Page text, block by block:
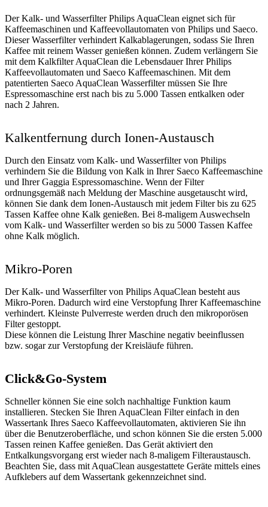
Der Kalk- und Wasserfilter Philips AquaClean eignet sich für
Kaffeemaschinen und Kaffeevollautomaten von Philips und Saeco.
Dieser Wasserfilter verhindert Kalkablagerungen, sodass Sie Ihren
Kaffee mit reinem Wasser genießen können. Zudem verlängern Sie
mit dem Kalkfilter AquaClean die Lebensdauer Ihrer Philips
Kaffeevollautomaten und Saeco Kaffeemaschinen. Mit dem
patentierten Saeco AquaClean Wasserfilter müssen Sie Ihre
Espressomaschine erst nach bis zu 5.000 Tassen entkalken oder
nach 2 Jahren.
Kalkentfernung durch Ionen-Austausch
Durch den Einsatz vom Kalk- und Wasserfilter von Philips
verhindern Sie die Bildung von Kalk in Ihrer Saeco Kaffeemaschine
und Ihrer Gaggia Espressomaschine. Wenn der Filter
ordnungsgemäß nach Meldung der Maschine ausgetauscht wird,
können Sie dank dem Ionen-Austausch mit jedem Filter bis zu 625
Tassen Kaffee ohne Kalk genießen. Bei 8-maligem Auswechseln
vom Kalk- und Wasserfilter werden so bis zu 5000 Tassen Kaffee
ohne Kalk möglich.
Mikro-Poren
Der Kalk- und Wasserfilter von Philips AquaClean besteht aus
Mikro-Poren. Dadurch wird eine Verstopfung Ihrer Kaffeemaschine
verhindert. Kleinste Pulverreste werden druch den mikroporösen
Filter gestoppt.
Diese können die Leistung Ihrer Maschine negativ beeinflussen
bzw. sogar zur Verstopfung der Kreisläufe führen.
Click&Go-System
Schneller können Sie eine solch nachhaltige Funktion kaum
installieren. Stecken Sie Ihren AquaClean Filter einfach in den
Wassertank Ihres Saeco Kaffeevollautomaten, aktivieren Sie ihn
über die Benutzeroberfläche, und schon können Sie die ersten 5.000
Tassen reinen Kaffee genießen. Das Gerät aktiviert den
Entkalkungsvorgang erst wieder nach 8-maligem Filteraustausch.
Beachten Sie, dass mit AquaClean ausgestattete Geräte mittels eines
Aufklebers auf dem Wassertank gekennzeichnet sind.